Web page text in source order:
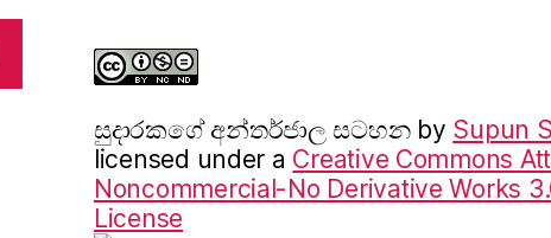
සුදාරක‍ගේ අන්තර්ජාල සටහනby Supun
licensed under a Creative Commons
Noncommercial-No Derivative Works
License